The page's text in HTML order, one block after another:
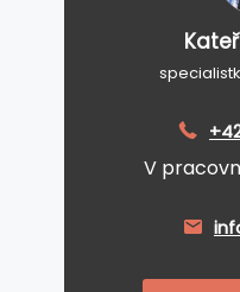
V